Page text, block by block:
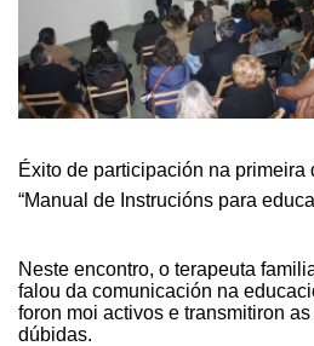
Éxito de participación na primeira
“Manual de Instrucións para
Neste encontro, o terapeuta
falou da comunicación na
foron moi activos e transmitiron
dúbidas.